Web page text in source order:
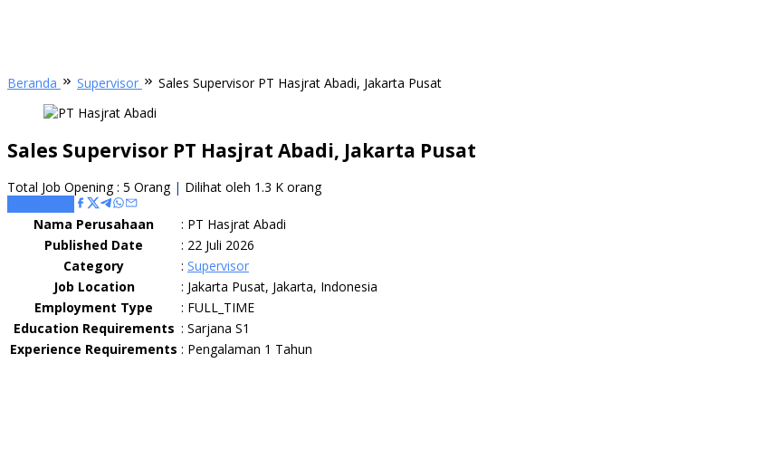
Beranda Supervisor Sales Supervisor PT Hasjrat Abadi, Jakarta Pusat
Sales Supervisor PT Hasjrat Abadi, Jakarta Pusat
Total Job Opening : 5 Orang | Dilihat oleh 1.3 K orang
Nama Perusahaan
: PT Hasjrat Abadi
Published Date
: 22 Juli 2026
Category
: Supervisor
Job Location
: Jakarta Pusat, Jakarta, Indonesia
Employment Type
: FULL_TIME
Education Requirements : Sarjana S1
Experience Requirements : Pengalaman 1 Tahun